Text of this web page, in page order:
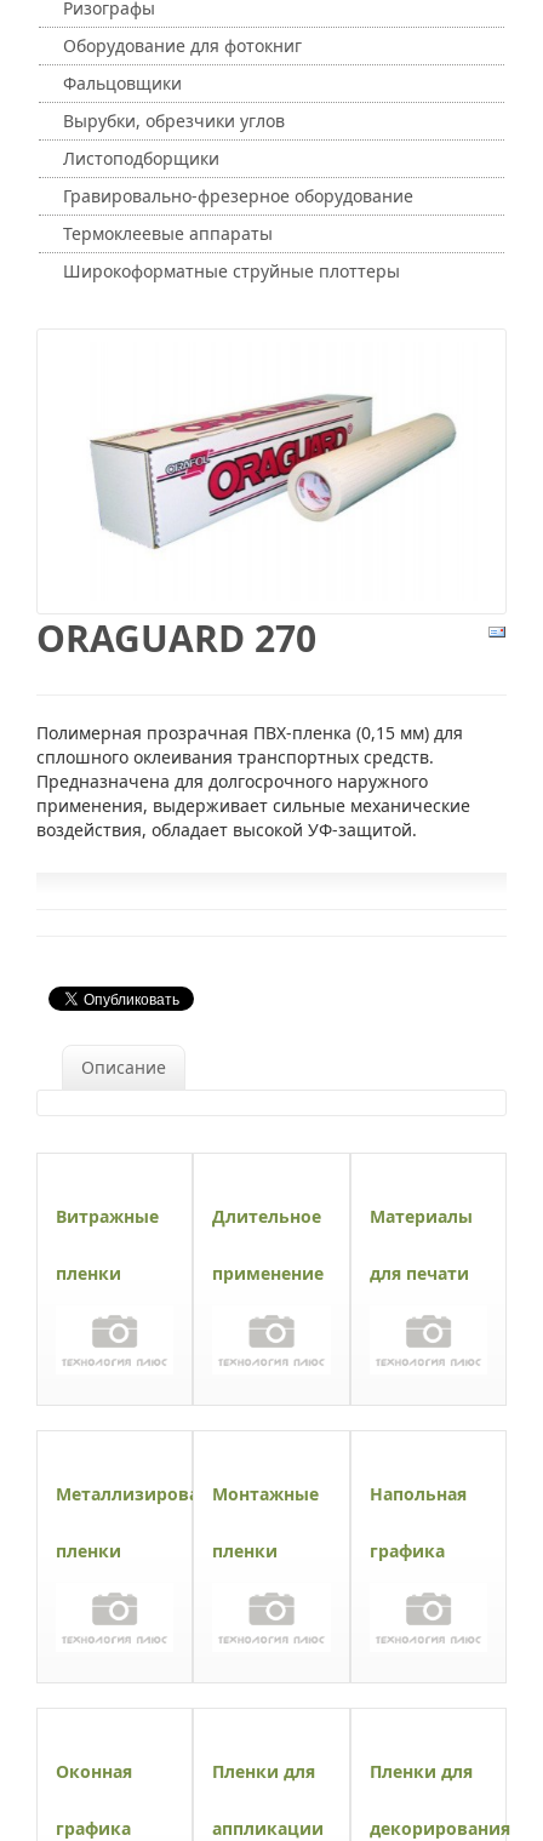
Ризографы
Оборудование для фотокниг
Фальцовщики
Вырубки, обрезчики углов
Листоподборщики
Гравировально-фрезерное оборудование
Термоклеевые аппараты
Широкоформатные струйные плоттеры
ORAGUARD 270
Полимерная прозрачная ПВХ-пленка (0,15 мм) для
сплошного оклеивания транспортных средств.
Предназначена для долгосрочного наружного
применения, выдерживает сильные механические
воздействия, обладает высокой УФ-защитой.
Описание
Витражные
пленки
Длительное
применение
Материалы
для печати
Металлизированные
пленки
Монтажные
пленки
Напольная
графика
Оконная
графика
Пленки для
аппликации
Пленки для
декорирования